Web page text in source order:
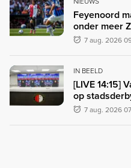
Feyenoord
onder meer
7 aug. 2026
IN BEELD
[LIVE 14:15]
op
7 aug. 2026